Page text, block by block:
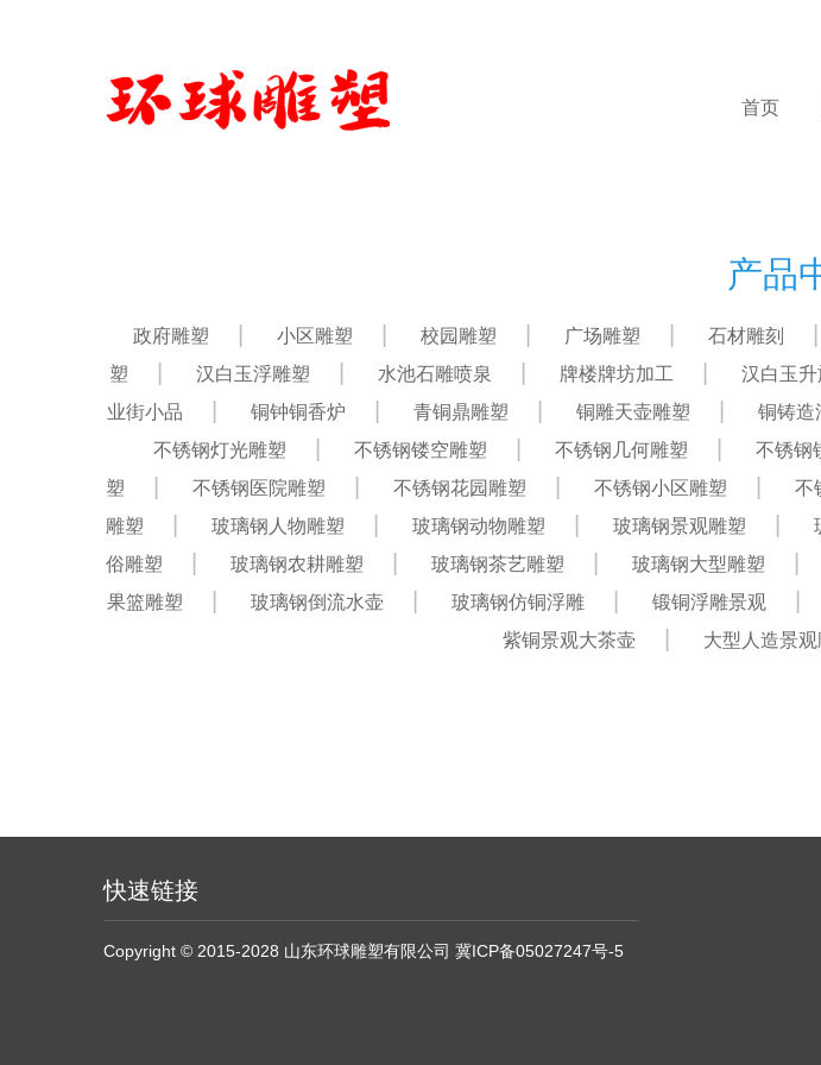
首页
产品
政府雕塑 小区雕塑 校园雕塑 广场雕塑 石材雕刻
塑
汉白玉浮雕塑 水池石雕喷泉 牌楼牌坊加工 汉白玉升
业街小品
铜钟铜香炉 青铜鼎雕塑 铜雕天壶雕塑 铜铸造
不锈钢灯光雕塑
不锈钢镂空雕塑 不锈钢几何雕塑 不锈钢
塑
不锈钢医院雕塑 不锈钢花园雕塑 不锈钢小区雕塑 不
雕塑
玻璃钢人物雕塑 玻璃钢动物雕塑 玻璃钢景观雕塑
俗雕塑
玻璃钢农耕雕塑 玻璃钢茶艺雕塑 玻璃钢大型雕塑
果篮雕塑
玻璃钢倒流水壶 玻璃钢仿铜浮雕 锻铜浮雕景观
紫铜景观大茶壶
大型人造景观
快速链接
Copyright © 2015-2028 山东环球雕塑有限公司 冀ICP备05027247号-5